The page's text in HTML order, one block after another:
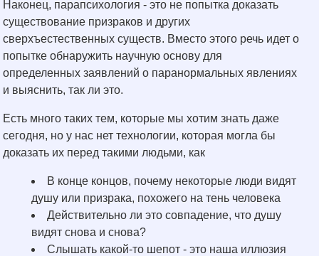
Наконец, парапсихология - это не попытка доказать
существование призраков и других
сверхъестественных существ. Вместо этого речь идет о
попытке обнаружить научную основу для
определенных заявлений о паранормальных явлениях
и выяснить, так ли это.
Есть много таких тем, которые мы хотим знать даже
сегодня, но у нас нет технологии, которая могла бы
доказать их перед такими людьми, как
В конце концов, почему некоторые люди видят
душу или призрака, похожего на тень человека
Действительно ли это совпадение, что душу
видят снова и снова?
Слышать какой-то шепот - это наша иллюзия